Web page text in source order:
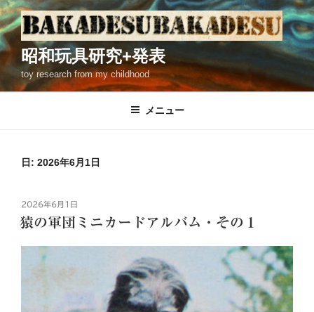
コ
ン
テ
ン
ツ
へ
昭和玩具研究+発表
toy research from my childhood
メニュー
日: 2026年6月1日
投
稿
日:
2026年6月1日
猿の軍団ミニカードアルバム・その１